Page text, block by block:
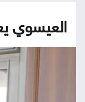
العيسوي